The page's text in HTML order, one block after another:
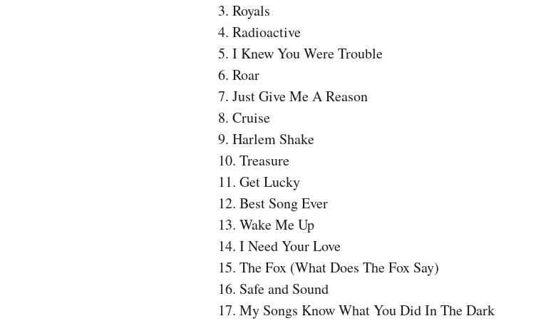
3. Royals
4. Radioactive
5. I Knew You Were Trouble
6. Roar
7. Just Give Me A Reason
8. Cruise
9. Harlem Shake
10. Treasure
11. Get Lucky
12. Best Song Ever
13. Wake Me Up
14. I Need Your Love
15. The Fox (What Does The Fox Say)
16. Safe and Sound
17. My Songs Know What You Did In The Dark